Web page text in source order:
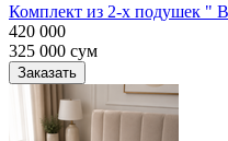
Комплект из 2-х подушек "
420 000
325 000 сум
Заказать